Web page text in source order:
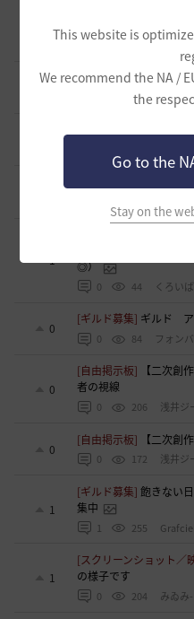
This website is
We recommend the NA /
the
Go to the
Stay on the
0
における再度の迷惑行
4
[意見掲示板]【意見】
52 浅井ジ
浅井ジ
1
◎）
0 44 くろい
0
[ギルド募集] ギルド ア
0 84 フォン
0
[自由掲示板]
【二次創
者の視線
0 206 浅井ジ
0
[自由掲示板] 【二次創
0 172 浅井ジ
1
[ギルド募集]飽きない
集中
1 255
1
[スクリーンショット／
の様子です
0 204 みゐみ